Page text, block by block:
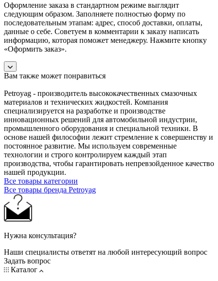
Оформление заказа в стандартном режиме выглядит
следующим образом. Заполняете полностью форму по
последовательным этапам: адрес, способ доставки, оплаты,
данные о себе. Советуем в комментарии к заказу написать
информацию, которая поможет менеджеру. Нажмите кнопку
«Оформить заказ».
Вам также может понравиться
Petroyag - производитель высококачественных смазочных
материалов и технических жидкостей. Компания
специализируется на разработке и производстве
инновационных решений для автомобильной индустрии,
промышленного оборудования и специальной техники. В
основе нашей философии лежит стремление к совершенству и
постоянное развитие. Мы используем современные
технологии и строго контролируем каждый этап
производства, чтобы гарантировать непревзойденное качество
нашей продукции.
Все товары категории
Все товары бренда Petroyag
Нужна консультация?
Наши специалисты ответят на любой интересующий вопрос
Задать вопрос
Каталог